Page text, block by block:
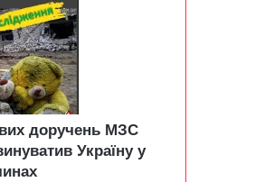
доручень МЗС
Україну у